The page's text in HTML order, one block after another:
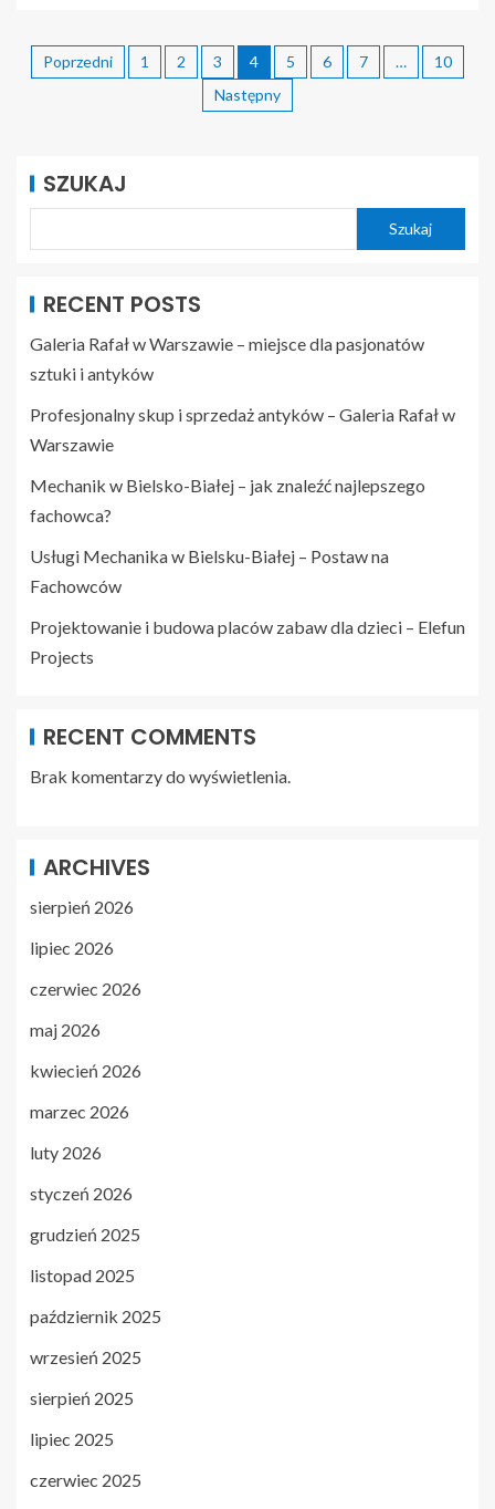
Poprzedni 1 2 3 4 5 6 7 …
10
Następny
SZUKAJ
Szukaj
RECENT POSTS
Galeria Rafał w Warszawie – miejsce dla pasjonatów
sztuki i antyków
Profesjonalny skup i sprzedaż antyków – Galeria Rafał w
Warszawie
Mechanik w Bielsko-Białej – jak znaleźć najlepszego
fachowca?
Usługi Mechanika w Bielsku-Białej – Postaw na
Fachowców
Projektowanie i budowa placów zabaw dla dzieci – Elefun
Projects
RECENT COMMENTS
Brak komentarzy do wyświetlenia.
ARCHIVES
sierpień 2026
lipiec 2026
czerwiec 2026
maj 2026
kwiecień 2026
marzec 2026
luty 2026
styczeń 2026
grudzień 2025
listopad 2025
październik 2025
wrzesień 2025
sierpień 2025
lipiec 2025
czerwiec 2025